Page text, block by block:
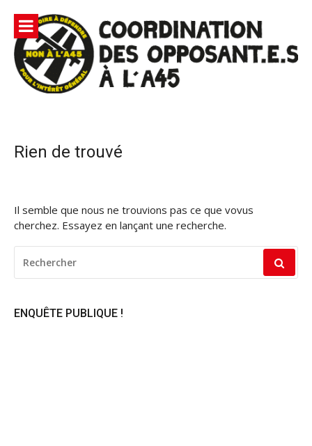
contenu
et responsable du gaspillage de l'argent public
Rien de trouvé
Il semble que nous ne trouvions pas ce que vovus
cherchez. Essayez en lançant une recherche.
POUR
ENQUÊTE PUBLIQUE !